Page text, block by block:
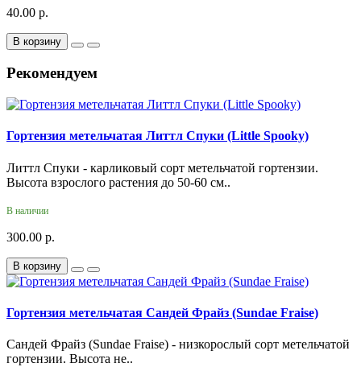
40.00 р.
В корзину
Рекомендуем
Гортензия метельчатая Литтл Спуки (Little Spooky)
Литтл Спуки - карликовый сорт метельчатой гортензии.
Высота взрослого растения до 50-60 см..
В наличии
300.00 р.
В корзину
Гортензия метельчатая Сандей Фрайз (Sundae Fraise)
Сандей Фрайз (Sundae Fraise) - низкорослый сорт метельчатой
гортензии. Высота не..